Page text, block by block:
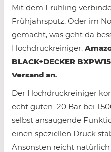
Mit dem Frühling
Frühjahrsputz. Oder im
gemacht, was geht da
Hochdruckreiniger.
BLACK+DECKER
Versand an.
Der Hochdruckreiniger
echt guten 120 Bar bei
selbst ansaugende
einen speziellen Druck
Ansonsten reicht natürlich